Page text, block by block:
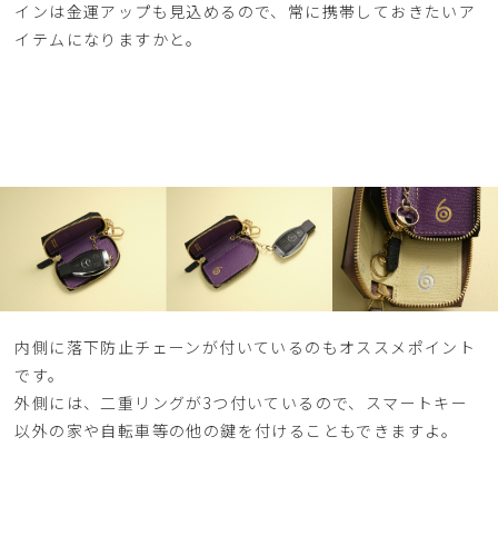
インは金運アップも見込めるので、常に携帯しておきたいア
イテムになりますかと。
内側に落下防止チェーンが付いているのもオススメポイント
です。
外側には、二重リングが3つ付いているので、スマートキー
以外の家や自転車等の他の鍵を付けることもできますよ。